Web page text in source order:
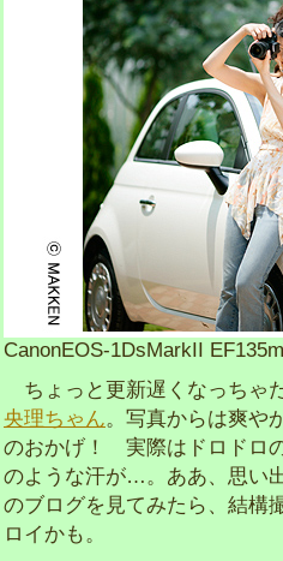
CanonEOS-1DsMarkII
ちょっと更新遅くなっちゃ
央理ちゃん。写真からは爽や
のおかげ！ 実際はドロドロ
のような汗が…。ああ、思い
のブログを見てみたら、結構
ロイかも。